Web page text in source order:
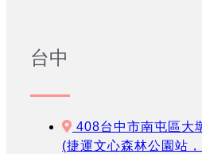
台中
408台中市南屯區大
(捷運文心森林公園站